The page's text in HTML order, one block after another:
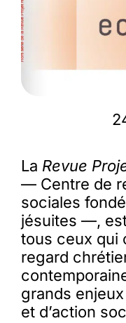
La Revue
— Centre de
sociales
jésuites —,
tous ceux qui
regard
grands
et d’action